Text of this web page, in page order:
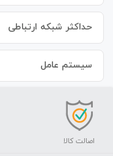
حداکثر شبکه ارتباطی
سیستم عامل
اصالت کالا